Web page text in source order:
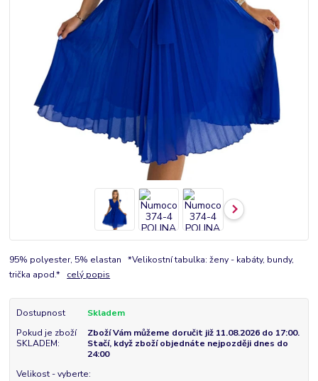
95% polyester, 5% elastan *Velikostní tabulka: ženy - kabáty, bundy,
trička apod.* celý popis
Dostupnost
Skladem
Pokud je zboží
SKLADEM:
Zboží Vám můžeme doručit již 11.08.2026 do 17:00.
Stačí, když zboží objednáte nejpozději dnes do
24:00
Velikost - vyberte: